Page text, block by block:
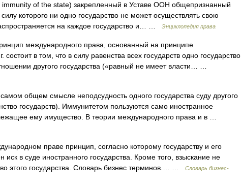
of the state) закрепленный в Уставе ООН общепризнанный
которого ни одно государство не может осуществлять свою
на каждое государство и… …
Энциклопедия права
международного права, основанный на принципе
состоит в том, что в силу равенства всех государств одно государство
другого государства («равный не имеет власти… …
общем смысле неподсудность одного государства суду другого
государств). Иммунитетом пользуются само иностранное
ему имущество. В теории международного права и в …
праве принцип, согласно которому государству и его
в суде иностранного государства. Кроме того, взыскание не
этого государства. Словарь бизнес терминов.… …
Словарь бизнес-